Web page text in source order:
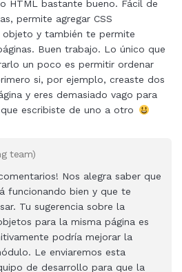
HTML bastante bueno. Fácil de
permite agregar CSS
y también te permite
Buen trabajo. Lo único que
un poco es permitir ordenar
si, por ejemplo, creaste dos
y eres demasiado vago para
escribiste de uno a otro
team)
Nos alegra saber que
funcionando bien y que te
Tu sugerencia sobre la
para la misma página es
podría mejorar la
Le enviaremos esta
de desarrollo para que la